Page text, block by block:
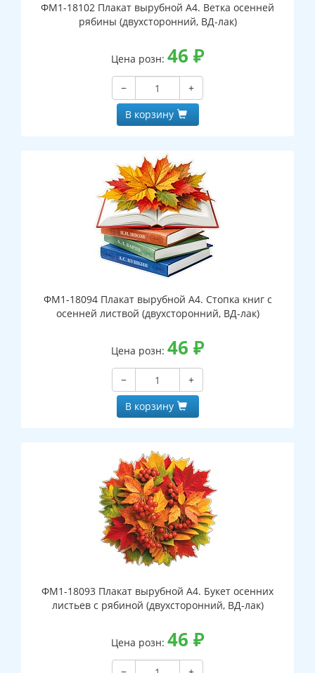
ФМ1-18102 Плакат вырубной А4. Ветка осенней
рябины (двухсторонний, ВД-лак)
Цена розн: 46 ₽
−
+
В корзину
ФМ1-18094 Плакат вырубной А4. Стопка книг с
осенней листвой (двухсторонний, ВД-лак)
Цена розн: 46 ₽
−
+
В корзину
ФМ1-18093 Плакат вырубной А4. Букет осенних
листьев с рябиной (двухсторонний, ВД-лак)
Цена розн: 46 ₽